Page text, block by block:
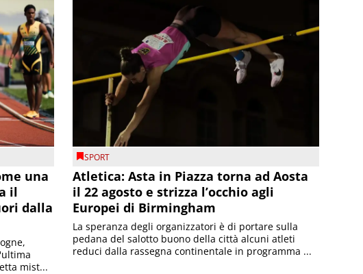
una
il
dalla
mist...
SPORT
Atletica: Asta in Piazza torna ad Aosta
il 22 agosto e strizza l’occhio agli
Europei di Birmingham
La speranza degli organizzatori è di portare sulla
pedana del salotto buono della città alcuni atleti
reduci dalla rassegna continentale in programma ...